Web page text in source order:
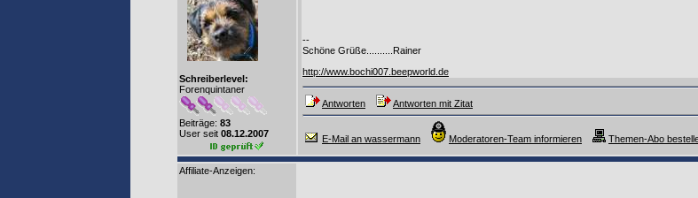
Schreiberlevel:
Forenquintaner
Beiträge: 83
User seit 08.12.2007
--
Schöne Grüße..........Rainer
http://www.bochi007.beepworld.de
Antworten Antworten mit Zitat
E-Mail an wassermann Moderatoren-Team informieren Themen-Abo
Affiliate-Anzeigen: